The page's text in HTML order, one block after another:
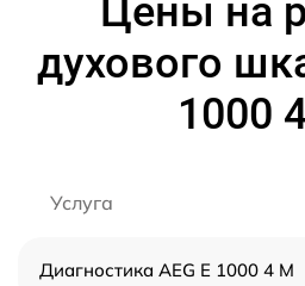
Цены на
духового
1000
Услуга
Диагностика AEG E 1000 4 M